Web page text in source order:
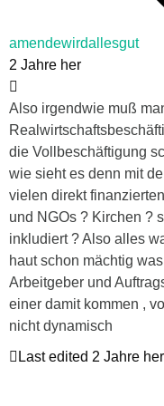
amendewirdallesgut
2 Jahre her
Also irgendwie muß
die Vollbeschäftigung
wie sieht es denn mit
vielen direkt
und NGOs ? Kirchen ?
inkludiert ? Also alles
haut schon mächtig
Arbeitgeber und
einer damit kommen ,
nicht dynamisch
Last edited 2 Jahre